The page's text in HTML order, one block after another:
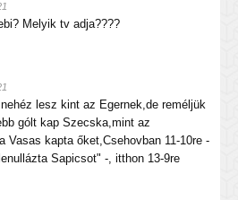
Melyik tv adja????
lesz kint az Egernek,de reméljük
gólt kap Szecska,mint az
Vasas kapta őket,Csehovban 11-10re -
Sapicsot" -, itthon 13-9re